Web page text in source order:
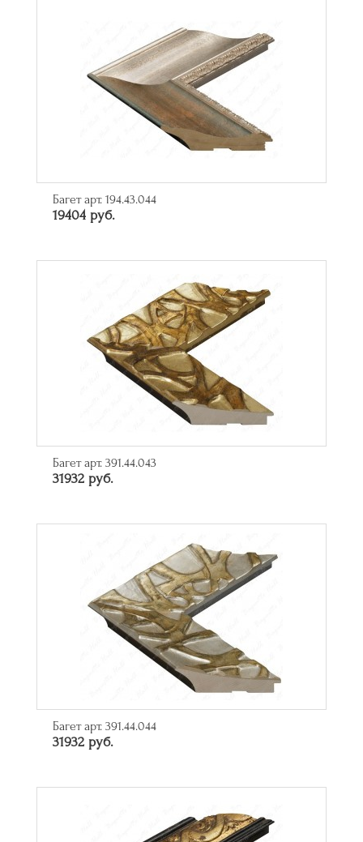
Багет арт. 194.43.044
19404 руб.
Багет арт. 391.44.043
31932 руб.
Багет арт. 391.44.044
31932 руб.